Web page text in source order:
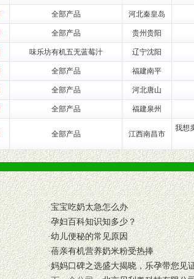
市场销售，提供终端物料及宣传促销用品的支
自公司的行销计划，产品的发展，以及行业市场
。
国妈妈、宝宝提供完善的营养健康产品和宣传
联系。
以及合作加盟流程。
全部产品 河北秦皇岛
全部产品 贵州贵阳
味乐坊有机五无蓝莓汁 辽宁沈阳
全部产品 福建南平
全部产品 河北唐山
全部产品 福建泉州
全部产品 江西南昌市
我想
·宝宝吃奶太急怎么办
·孕妇百科知识知多少？
·幼儿便秘的常见原因
·蓓亲有机营养奶米粉受热捧
·妈妈口碑之选盛大揭晓，乐孕带您见